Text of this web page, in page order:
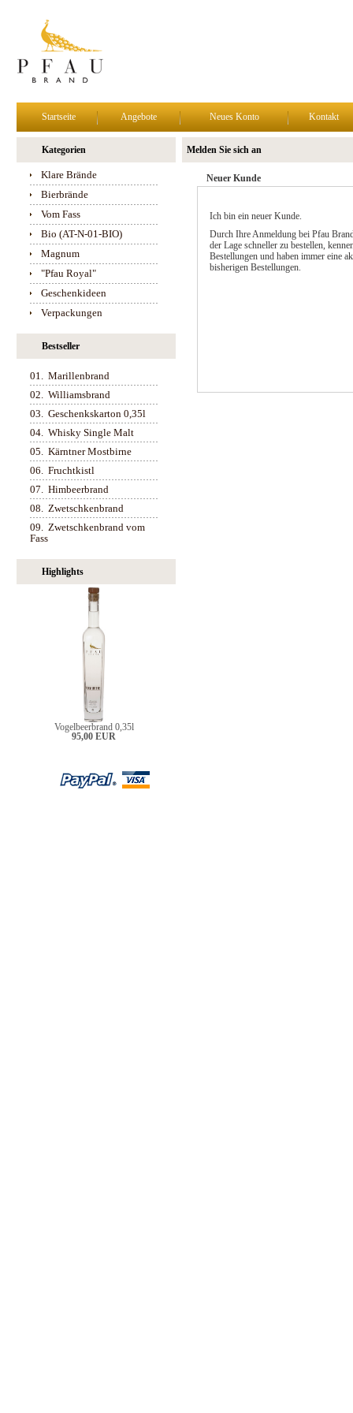
Startseite Angebote Neues Konto Kontakt
Kategorien
Klare Brände
Bierbrände
Vom Fass
Bio (AT-N-01-BIO)
Magnum
"Pfau Royal"
Geschenkideen
Verpackungen
Bestseller
01. Marillenbrand
02. Williamsbrand
03. Geschenkskarton 0,35l
04. Whisky Single Malt
05. Kärntner Mostbirne
06. Fruchtkistl
07. Himbeerbrand
08. Zwetschkenbrand
09. Zwetschkenbrand vom
Fass
Highlights
Vogelbeerbrand 0,35l
95,00 EUR
Melden Sie sich an
Neuer Kunde
Ich bin ein neuer Kunde.
Durch Ihre Anmeldung bei Pfau
der Lage schneller zu bestellen,
Bestellungen und haben immer eine
bisherigen Bestellungen.